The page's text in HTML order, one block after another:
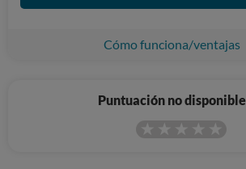
Cómo funciona/ventajas
Puntuación no disponible